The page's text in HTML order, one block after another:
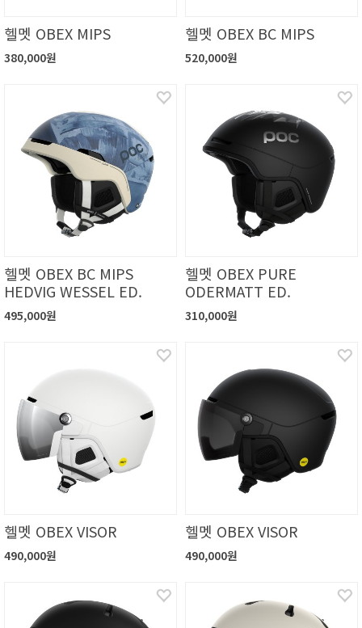
헬멧 OBEX MIPS
380,000원
헬멧 OBEX BC MIPS
520,000원
헬멧 OBEX BC MIPS
HEDVIG WESSEL ED.
495,000원
헬멧 OBEX PURE
ODERMATT ED.
310,000원
헬멧 OBEX VISOR
490,000원
헬멧 OBEX VISOR
490,000원